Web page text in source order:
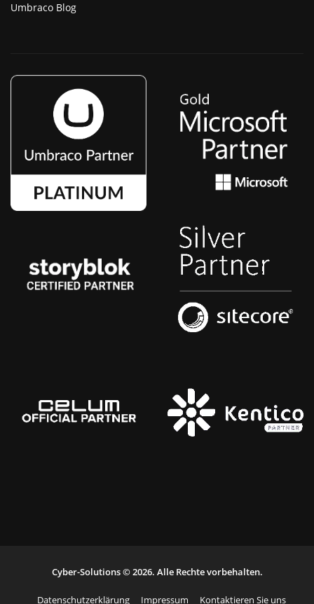
Umbraco Blog
Cyber-Solutions © 2026. Alle Rechte vorbehalten.
Datenschutzerklärung Impressum Kontaktieren Sie uns